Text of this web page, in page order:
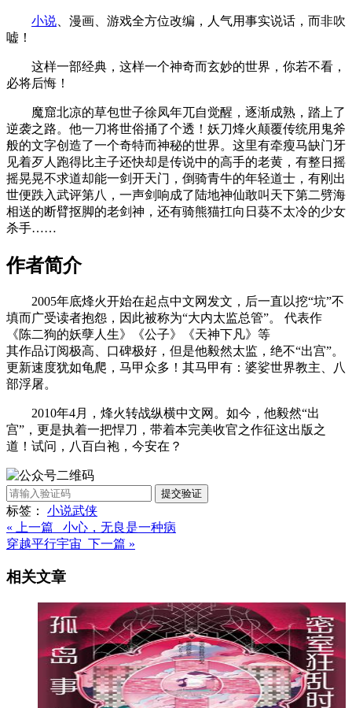
小说 、漫画、游戏全方位改编，人气用事实说话，而非吹
嘘！
这样一部经典，这样一个神奇而玄妙的世界，你若不看，
必将后悔！
魔窟北凉的草包世子徐凤年兀自觉醒，逐渐成熟，踏上了
逆袭之路。他一刀将世俗捅了个透！妖刀烽火颠覆传统用鬼斧
般的文字创造了一个奇特而神秘的世界。这里有牵瘦马缺门牙
见着歹人跑得比主子还快却是传说中的高手的老黄，有整日摇
摇晃晃不求道却能一剑开天门，倒骑青牛的年轻道士，有刚出
世便跌入武评第八，一声剑响成了陆地神仙敢叫天下第二劈海
相送的断臂抠脚的老剑神，还有骑熊猫扛向日葵不太冷的少女
杀手……
作者简介
2005年底烽火开始在起点中文网发文，后一直以挖“坑”不
填而广受读者抱怨，因此被称为“大内太监总管”。 代表作
《陈二狗的妖孽人生》《公子》《天神下凡》等
其作品订阅极高、口碑极好，但是他毅然太监，绝不“出宫”。
更新速度犹如龟爬，马甲众多！其马甲有：婆娑世界教主、八
部浮屠。
2010年4月，烽火转战纵横中文网。如今，他毅然“出
宫”，更是执着一把悍刀，带着本完美收官之作征这出版之
道！试问，八百白袍，今安在？
提交验证
标签： 小说武侠
« 上一篇 小心，无良是一种病
穿越平行宇宙 下一篇 »
相关文章